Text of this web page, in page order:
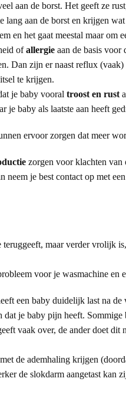
aan de borst. Het geeft ze
lang aan de borst en krijgen wat
en het gaat meestal maar om
ofallergieaan de basis voor
Dan zijn er naast reflux
te krijgen.
je baby vooral troost en rust
je baby als laatste aan heeft
ervoor zorgen dat meer
zorgen voor klachten van
neem je best contact op met
maar verder vrolijk
voor je wasmachine en
een baby duidelijk last na
je baby pijn heeft.
vaak over, de ander doet
de ademhaling krijgen
de slokdarm aangetast kan